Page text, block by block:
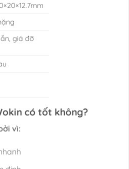
giá đỡ
có tốt không?
vì: